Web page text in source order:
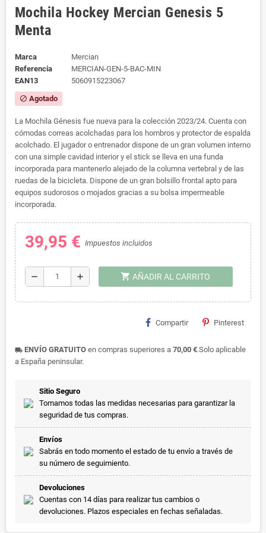
Mochila Hockey Mercian Genesis 5
Menta
Marca
Mercian
Referencia
MERCIAN-GEN-5-BAC-MIN
EAN13
5060915223067
block Agotado
La Mochila Génesis fue nueva para la colección 2023/24. Cuenta con
cómodas correas acolchadas para los hombros y protector de espalda
acolchado. El jugador o entrenador dispone de un gran volumen interno
con una simple cavidad interior y el stick se lleva en una funda
incorporada para mantenerlo alejado de la columna vertebral y de las
ruedas de la bicicleta. Dispone de un gran bolsillo frontal apto para
equipos sudorosos o mojados gracias a su bolsa impermeable
incorporada.
39,95 € Impuestos incluidos
remove add shopping_cart AÑADIR AL CARRITO
Compartir Pinterest
local_shipping ENVÍO GRATUITO en compras superiores a 70,00 €.Solo aplicable
a España peninsular.
Sitio Seguro
Tomamos todas las medidas necesarias para garantizar la
seguridad de tus compras.
Envíos
Sabrás en todo momento el estado de tu envío a través de
su número de seguimiento.
Devoluciones
Cuentas con 14 días para realizar tus cambios o
devoluciones. Plazos especiales en fechas señaladas.